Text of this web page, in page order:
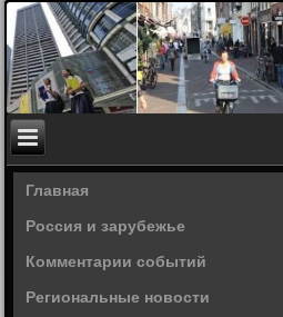
Главная
Россия и зарубежье
Комментарии событий
Региональные новости